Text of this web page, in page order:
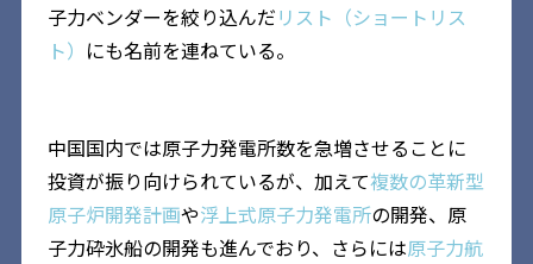
子力ベンダーを絞り込んだリスト（ショートリス
ト） にも名前を連ねている。
中国国内では原子力発電所数を急増させることに
投資が振り向けられているが、加えて複数の革新型
原子炉開発計画や浮上式原子力発電所の開発、原
子力砕氷船の開発も進んでおり、さらには原子力航